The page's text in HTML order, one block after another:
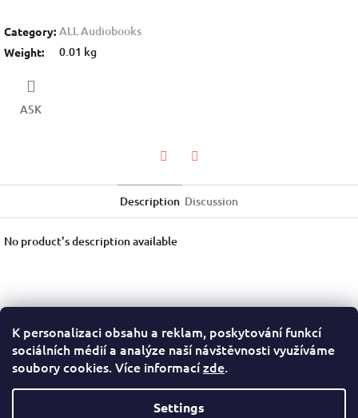
K personalizaci obsahu a reklam, poskytování funkcí
sociálních médií a analýze naší návštěvnosti využíváme
soubory cookies. Více informacízde.
Settings
Category: ALL Audiobooks
Weight: 0.01 kg
ASK
Description Discussion
No product's description available
Terms of Service Privacy Policy